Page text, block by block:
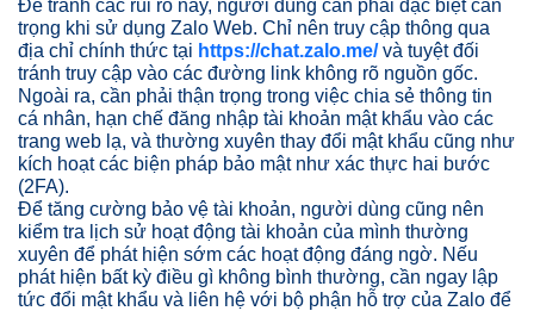
Để tránh các rủi ro này, người dùng cần phải đặc biệt cẩn
trọng khi sử dụng Zalo Web. Chỉ nên truy cập thông qua
địa chỉ chính thức tại https://chat.zalo.me/và tuyệt đối
tránh truy cập vào các đường link không rõ nguồn gốc.
Ngoài ra, cần phải thận trọng trong việc chia sẻ thông tin
cá nhân, hạn chế đăng nhập tài khoản mật khẩu vào các
trang web lạ, và thường xuyên thay đổi mật khẩu cũng như
kích hoạt các biện pháp bảo mật như xác thực hai bước
(2FA).
Để tăng cường bảo vệ tài khoản, người dùng cũng nên
kiểm tra lịch sử hoạt động tài khoản của mình thường
xuyên để phát hiện sớm các hoạt động đáng ngờ. Nếu
phát hiện bất kỳ điều gì không bình thường, cần ngay lập
tức đổi mật khẩu và liên hệ với bộ phận hỗ trợ của Zalo để